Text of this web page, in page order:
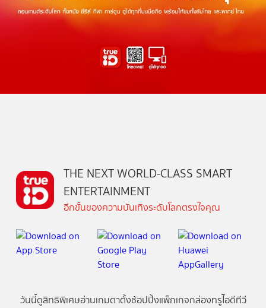
THE NEXT WORLD-CLASS SMART
ENTERTAINMENT
อีกขั้นของความบันเทิงระดับโลกตรงใจคุณ
วันนี้ดูสิทธิพิเศษอ่านเกมตาตั้งช้อปปิ้งแพ็กเกจกล่องทรูไอดีทีวี